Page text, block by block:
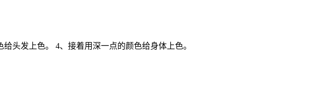
头发上色。 4、接着用深一点的颜色给身体上色。